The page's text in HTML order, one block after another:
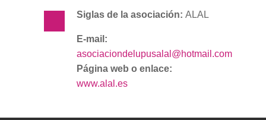
Siglas de la asociación: ALAL
E-mail:
asociaciondelupusalal@hotmail.com
Página web o enlace:
www.alal.es